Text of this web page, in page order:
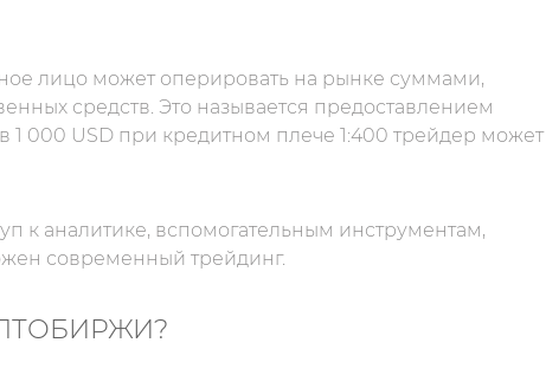
лицо может оперировать на рынке суммами,
средств. Это называется предоставлением
1 000 USD при кредитном плече 1:400 трейдер может
к аналитике, вспомогательным инструментам,
современный трейдинг.